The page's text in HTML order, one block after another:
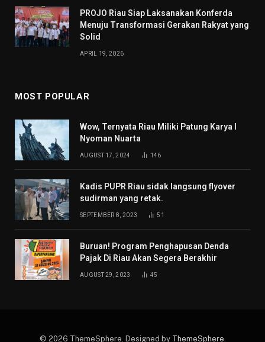
PROJO Riau Siap Laksanakan Konferda
Menuju Transformasi Gerakan Rakyat yang
Solid
APRIL 19, 2026
MOST POPULAR
Wow, Ternyata Riau Miliki Patung Karya I
Nyoman Nuarta
AUGUST 17, 2024 146
Kadis PUPR Riau sidak langsung flyover
sudirman yang retak.
SEPTEMBER 8, 2023 51
Buruan! Program Penghapusan Denda
Pajak Di Riau Akan Segera Berakhir
AUGUST 29, 2023 45
© 2026 ThemeSphere. Designed by ThemeSphere.